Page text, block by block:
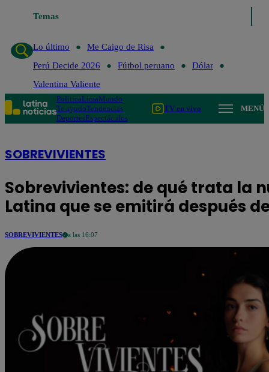
Temas
Lo último
Me Caigo de Risa
Perú Decide 2026
Fútbol peruano
Dólar
Valentina Valiente
PolíticaLimaMundo
Te ayudoTendencias
DeportesEspectáculos
TV en vivo MENÚ
SOBREVIVIENTES
Sobrevivientes: de qué trata la
Latina que se emitirá después
SOBREVIVIENTES a las 16:07